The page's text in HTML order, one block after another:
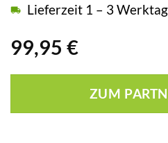
99,95 €
Lieferzeit 1 – 3
ZUM